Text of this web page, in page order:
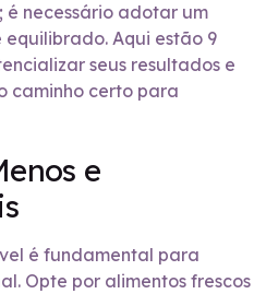
é necessário adotar um
Aqui estão 9
seus resultados e
caminho certo para
e
é fundamental para
Opte por alimentos frescos